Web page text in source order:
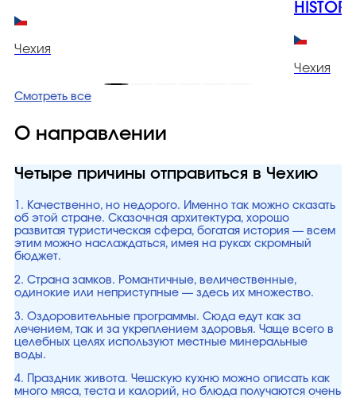
Чехия
Чехия
Смотреть все
О направлении
Четыре причины отправиться в Чехию
1. Качественно, но недорого. Именно так можно сказать
об этой стране. Сказочная архитектура, хорошо
развитая туристическая сфера, богатая история — всем
этим можно наслаждаться, имея на руках скромный
бюджет.
2. Страна замков. Романтичные, величественные,
одинокие или неприступные — здесь их множество.
3. Оздоровительные программы. Сюда едут как за
лечением, так и за укреплением здоровья. Чаще всего в
целебных целях используют местные минеральные
воды.
4. Праздник живота. Чешскую кухню можно описать как
много мяса, теста и калорий, но блюда получаются очень